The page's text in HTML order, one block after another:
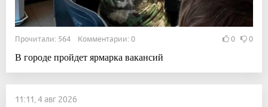
Прочитали: 564 Комментарии: 0 0 0
В городе пройдет ярмарка вакансий
11:11, 4 авг 2026